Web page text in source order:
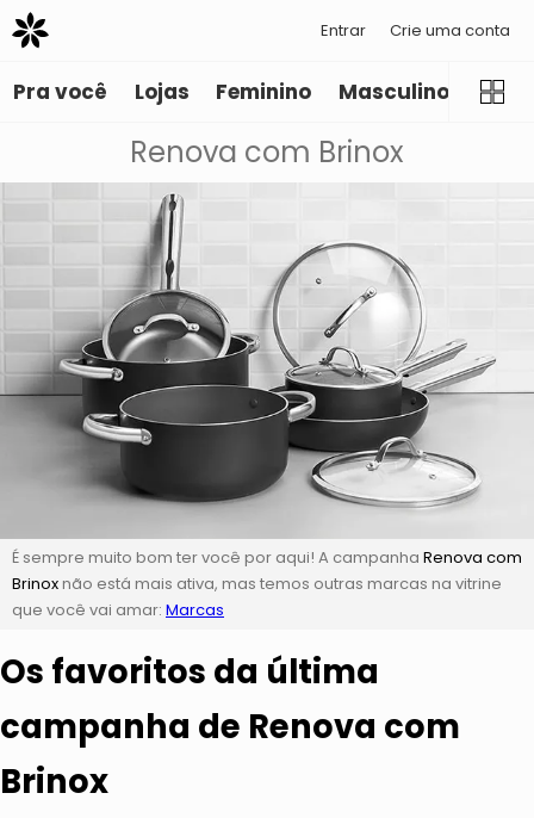
Entrar Crie uma conta
Pra você Lojas Feminino Masculino
Renova com Brinox
É sempre muito bom ter você por aqui! A campanha Renova com
Brinoxnão está mais ativa, mas temos outras marcas na vitrine
que você vai amar: Marcas
Os favoritos da última
campanha de Renova com
Brinox